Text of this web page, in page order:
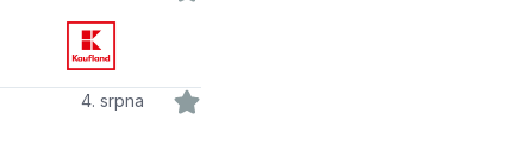
4. srpna